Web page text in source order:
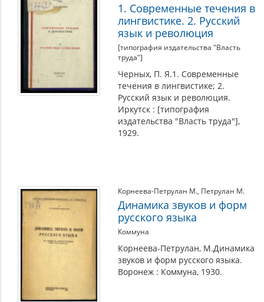
1. Современные течения в
лингвистике. 2. Русский
язык и революция
[типография издательства "Власть
труда"]
Черных, П. Я.1. Современные
течения в лингвистике; 2.
Русский язык и революция.
Иркутск : [типография
издательства "Власть труда"],
1929.
Корнеева-Петрулан М., Петрулан М.
Динамика звуков и форм
русского языка
Коммуна
Корнеева-Петрулан, М.Динамика
звуков и форм русского языка.
Воронеж : Коммуна, 1930.